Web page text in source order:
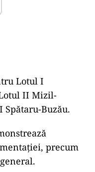
Lotul I
II Mizil-
Buzău.
precum